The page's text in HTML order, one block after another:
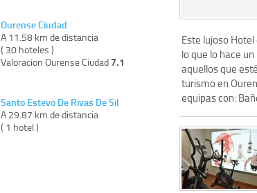
Ourense Ciudad
A 11.58 km de distancia
( 30 hoteles )
Valoracion Ourense Ciudad 7.1
Santo Estevo De Rivas De Sil
A 29.87 km de distancia
( 1 hotel )
Este lujoso
lo que lo hace
aquellos que
turismo en
equipas con: